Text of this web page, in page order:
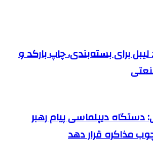
لیبل برای بسته‌بندی، چاپ بارکد و
دیپلماسی پیام رهبر
مذاکره قرار دهد